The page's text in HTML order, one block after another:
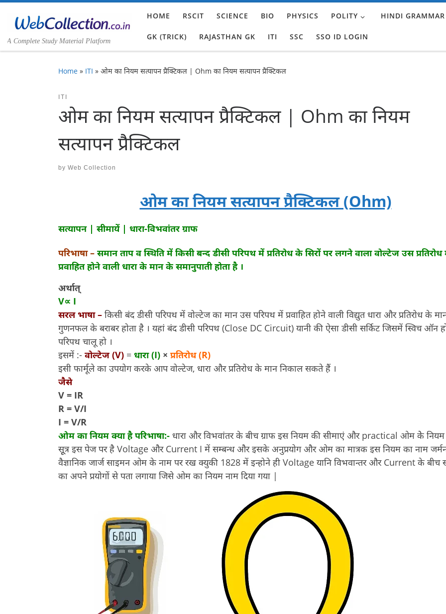
Skip to content
A Complete Study Material Platform
HOME RSCIT SCIENCE BIO PHYSICS POLITY HINDI GRAMMAR
GK (TRICK) RAJASTHAN GK ITI SSC SSO ID LOGIN
Home » ITI » ओम का नियम सत्यापन प्रैक्टिकल | Ohm का नियम सत्यापन प्रैक्टिकल
ITI
ओम का नियम सत्यापन प्रैक्टिकल | Ohm का नियम
सत्यापन प्रैक्टिकल
by Web Collection
ओम का नियम सत्यापन प्रैक्टिकल (Ohm)
सत्यापन | सीमायें | धारा-विभवांतर ग्राफ
परिभाषा – समान ताप व स्थिति में किसी बन्द डीसी परिपथ में प्रतिरोध के सिरों पर लगने वाला वोल्टेज उस प्रतिरोध
प्रवाहित होने वाली धारा के मान के समानुपाती होता है ।
अर्थात्
V∝ I
सरल भाषा – किसी बंद डीसी परिपथ में वोल्टेज का मान उस परिपथ में प्रवाहित होने वाली विद्युत धारा और प्रतिरोध के
गुणनफल के बराबर होता है । यहां बंद डीसी परिपथ (Close DC Circuit) यानी की ऐसा डीसी सर्किट जिसमें स्विच ऑन
परिपथ चालू हो ।
इसमें :- वोल्टेज (V) = धारा (I) × प्रतिरोध (R)
इसी फार्मूले का उपयोग करके आप वोल्टेज, धारा और प्रतिरोध के मान निकाल सकते हैं ।
जैसे
V = IR
R = V/I
I = V/R
ओम का नियम क्या है परिभाषा:- धारा और विभवांतर के बीच ग्राफ इस नियम की सीमाएं और practical ओम केे
सूूत्र इस पेज पर है Voltage और Current I में सम्बन्ध और इसके अनुप्रयोग और ओम का मात्रक इस नियम का नाम
वैज्ञानिक जार्ज साइमन ओम के नाम पर रख क्युकी 1828 में इन्होने ही Voltage यानि विभवान्तर और Current के बीच
का अपने प्रयोगों से पता लगाया जिसे ओम का नियम नाम दिया गया |